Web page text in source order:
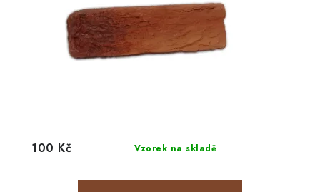
Vzorek na skladě
100 Kč